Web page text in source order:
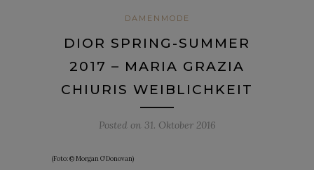
DAMENMODE
DIOR SPRING-SUMMER
2017 – MARIA GRAZIA
CHIURIS WEIBLICHKEIT
Posted on 31. Oktober 2016
(Foto: © Morgan O’Donovan)